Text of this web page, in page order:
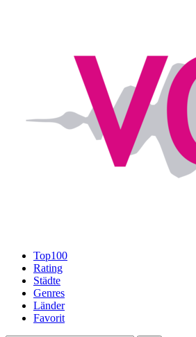
Top100
Rating
Städte
Genres
Länder
Favorit